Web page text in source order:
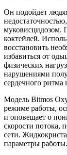
Он подойдет
муковисцидозом.
коктейлей.
восстановить
избавиться от
физических
нарушениями
сердечного ритма
Модель Bitmos
режиме работы,
и оповещает о
скорости потока,
сети.
параметры работы.